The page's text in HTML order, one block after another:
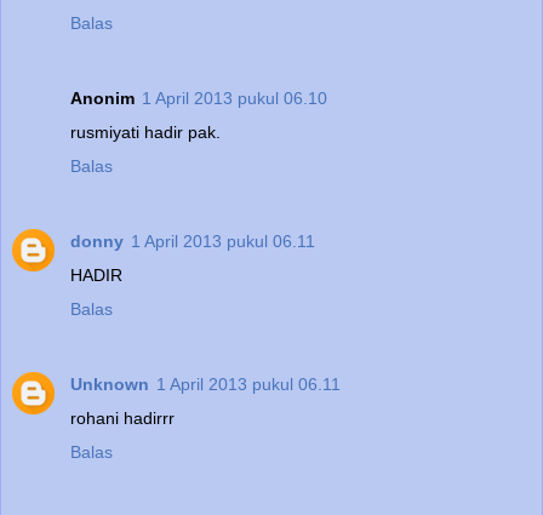
Balas
Anonim 1 April 2013 pukul 06.10
rusmiyati hadir pak.
Balas
donny 1 April 2013 pukul 06.11
HADIR
Balas
Unknown 1 April 2013 pukul 06.11
rohani hadirrr
Balas